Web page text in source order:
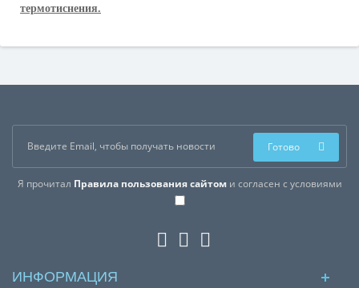
термотиснения.
Я прочитал Правила пользования сайтоми согласен с условиями
Готово
ИНФОРМАЦИЯ